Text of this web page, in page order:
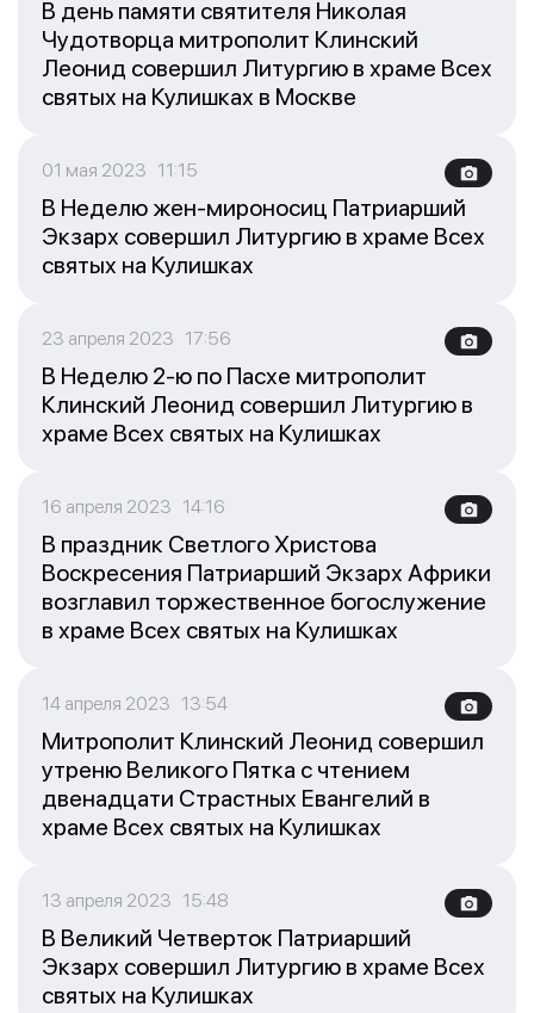
В день памяти святителя Николая
Чудотворца митрополит Клинский
Леонид совершил Литургию в храме Всех
святых на Кулишках в Москве
01 мая 2023 11:15
В Неделю жен-мироносиц Патриарший
Экзарх совершил Литургию в храме Всех
святых на Кулишках
23 апреля 2023 17:56
В Неделю 2-ю по Пасхе митрополит
Клинский Леонид совершил Литургию в
храме Всех святых на Кулишках
16 апреля 2023 14:16
В праздник Светлого Христова
Воскресения Патриарший Экзарх Африки
возглавил торжественное богослужение
в храме Всех святых на Кулишках
14 апреля 2023 13:54
Митрополит Клинский Леонид совершил
утреню Великого Пятка с чтением
двенадцати Страстных Евангелий в
храме Всех святых на Кулишках
13 апреля 2023 15:48
В Великий Четверток Патриарший
Экзарх совершил Литургию в храме Всех
святых на Кулишках